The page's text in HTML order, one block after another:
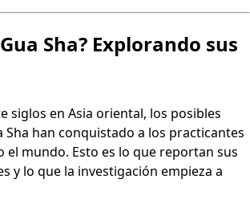
Sha? Explorando sus
siglos en Asia oriental, los posibles
Sha han conquistado a los practicantes
el mundo. Esto es lo que reportan sus
y lo que la investigación empieza a